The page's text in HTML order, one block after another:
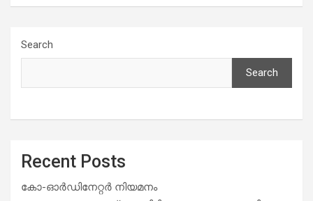
Search
Search
Recent Posts
കോ-ഓർഡിനേറ്റർ നിയമനം